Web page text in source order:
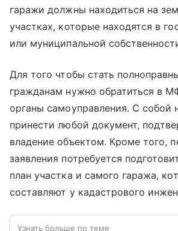
гаражи должны находиться на
участках, которые находятся в
или муниципальной
Для того чтобы стать
гражданам нужно обратиться в
органы самоуправления. С собой
принести любой документ,
владение объектом. Кроме того,
заявления потребуется
план участка и самого гаража,
составляют у кадастрового
Узнать больше по теме